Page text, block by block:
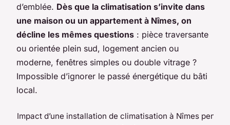
d’emblée. Dès que la climatisation s’invite dans
une maison ou un appartement à Nîmes, on
décline les mêmes questions : pièce traversante
ou orientée plein sud, logement ancien ou
moderne, fenêtres simples ou double vitrage ?
Impossible d’ignorer le passé énergétique du bâti
local.
Impact d’une installation de climatisation à Nîmes